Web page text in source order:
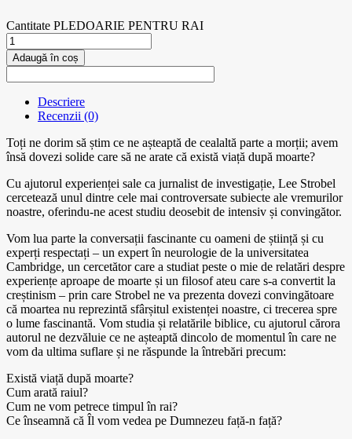
Cantitate PLEDOARIE PENTRU RAI
Adaugă în coș
Descriere
Recenzii (0)
Toți ne dorim să știm ce ne așteaptă de cealaltă parte a morții; avem
însă dovezi solide care să ne arate că există viață după moarte?
Cu ajutorul experienței sale ca jurnalist de investigație, Lee Strobel
cercetează unul dintre cele mai controversate subiecte ale vremurilor
noastre, oferindu-ne acest studiu deosebit de intensiv și convingător.
Vom lua parte la conversații fascinante cu oameni de știință și cu
experți respectați – un expert în neurologie de la universitatea
Cambridge, un cercetător care a studiat peste o mie de relatări despre
experiențe aproape de moarte și un filosof ateu care s-a convertit la
creștinism – prin care Strobel ne va prezenta dovezi convingătoare
că moartea nu reprezintă sfârșitul existenței noastre, ci trecerea spre
o lume fascinantă. Vom studia și relatările biblice, cu ajutorul cărora
autorul ne dezvăluie ce ne așteaptă dincolo de momentul în care ne
vom da ultima suflare și ne răspunde la întrebări precum:
Există viață după moarte?
Cum arată raiul?
Cum ne vom petrece timpul în rai?
Ce înseamnă că Îl vom vedea pe Dumnezeu față-n față?